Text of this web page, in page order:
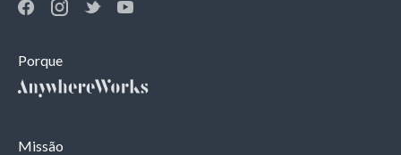
Porque
Missão